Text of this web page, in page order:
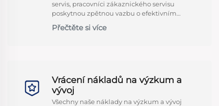
servis, pracovníci zákaznického servisu
poskytnou zpětnou vazbu o efektivním
Přečtěte si více
Vrácení nákladů na výzkum a
vývoj
Všechny naše náklady na výzkum a vývoj